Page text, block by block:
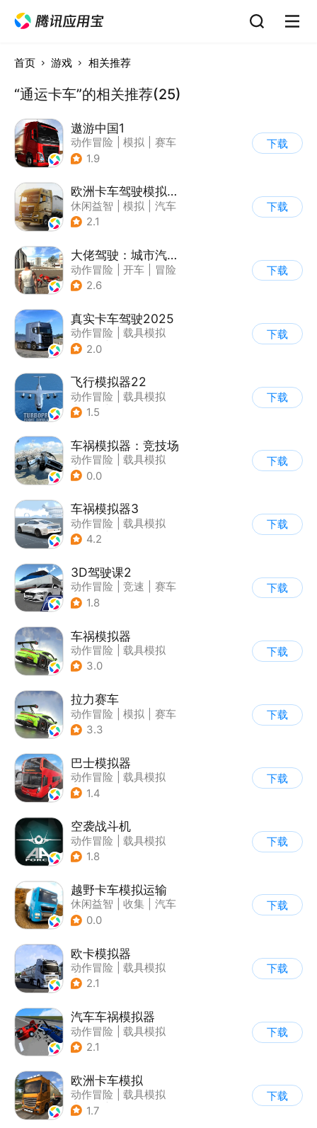
首页 游戏 相关推荐
“通运卡车”的相关推荐(25)
遨游中国1
动作冒险 模拟
赛车
| 写实
1.9
下载
欧洲卡车驾驶模拟器3
休闲益智 模拟
汽车
| 写实
2.1
下载
大佬驾驶：城市汽车模拟器
动作冒险 开车
冒险
| 写实
2.6
下载
真实卡车驾驶2025
动作冒险
载具模拟
| 汽车
2.0
下载
飞行模拟器22
动作冒险
载具模拟
| 飞机
1.5
下载
车祸模拟器：竞技场
动作冒险
载具模拟
| 赛车
0.0
下载
车祸模拟器3
动作冒险
载具模拟
| 汽车
4.2
下载
3D驾驶课2
动作冒险 竞速
赛车
| 写实
1.8
下载
车祸模拟器
动作冒险
载具模拟
| 汽车
3.0
下载
拉力赛车
动作冒险 模拟
赛车
| 漂移
3.3
下载
巴士模拟器
动作冒险
载具模拟
| 写实
1.4
下载
空袭战斗机
动作冒险
载具模拟
| 飞机
1.8
下载
越野卡车模拟运输
休闲益智 收集
汽车
| 写实
0.0
下载
欧卡模拟器
动作冒险
载具模拟
| 写实
2.1
下载
汽车车祸模拟器
动作冒险
载具模拟
| 汽车
2.1
下载
欧洲卡车模拟
动作冒险
载具模拟
| 汽车
1.7
下载